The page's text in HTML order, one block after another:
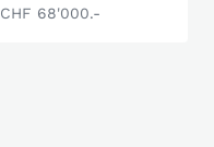
CHF 68'000.-